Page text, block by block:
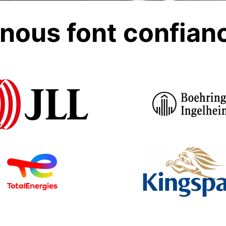
font